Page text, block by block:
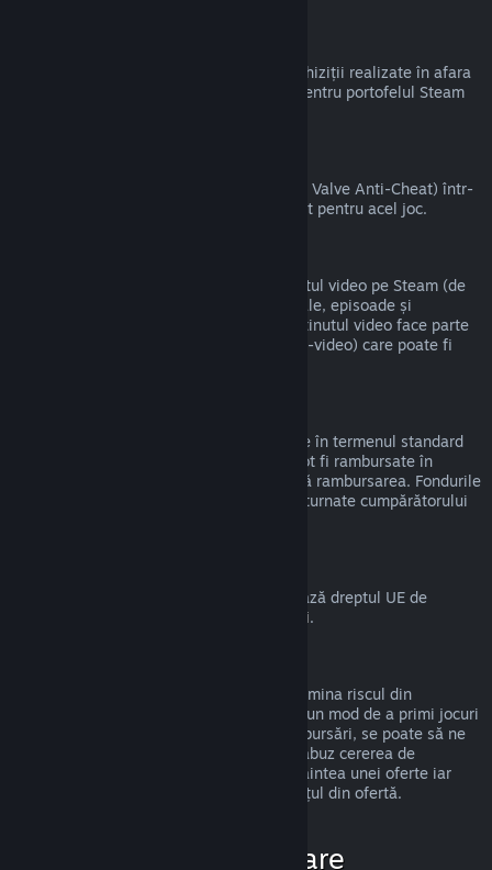
Valve nu poate oferi rambursări pentru achiziții realizate în afara
Steam (de exemplu, CD key sau carduri pentru portofelul Steam
Dacă ai primit banare de la VAC (sistemul Valve Anti-Cheat) într-
un joc, pierzi dreptul de a mai fi rambursat pentru acel joc.
Nu putem oferi rambursări pentru conținutul video pe Steam (de
exemplu, pentru filme, scurtmetraje, seriale, episoade și
tutoriale), cu excepția cazului în care conținutul video face parte
dintr-un set care conține alt conținut (non-video) care poate fi
Cadourile nerevendicate pot fi rambursate în termenul standard
de 14 zile/2 ore. Cadourile revendicate pot fi rambursate în
aceleași condiții dacă destinatarul inițiază rambursarea. Fondurile
folosite pentru a cumpăra cadoul vor fi returnate cumpărătorului
Pentru o explicație despre cum funcționează dreptul UE de
apasă aici.
Rambursările sunt disponibile pentru a elimina riscul din
cumpărarea titlurilor de pe Steam—nu ca un mod de a primi jocuri
gratis. Dacă observăm că abuzezi de rambursări, se poate să ne
oprim din a ți le oferi. Nu considerăm un abuz cererea de
rambursare a unui titlu cumpărat chiar înaintea unei oferte iar
apoi cumpărarea imediată a titlului la prețul din ofertă.
Cum solicit o rambursare